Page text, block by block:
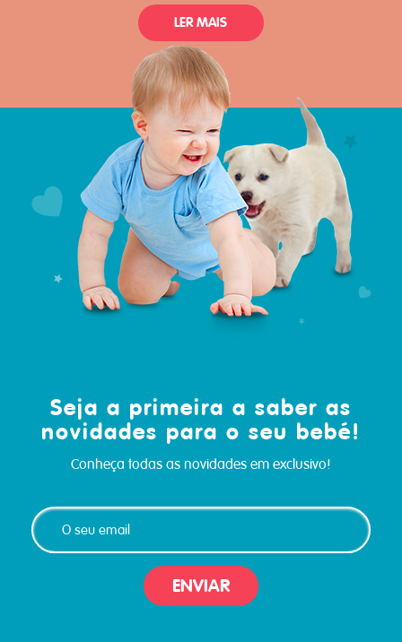
LER MAIS
Seja a primeira a saber as
novidades para o seu bebé!
Conheça todas as novidades em exclusivo!
ENVIAR